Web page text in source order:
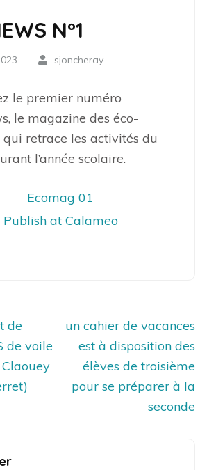
N°1
sjoncheray
le premier numéro
le magazine des éco-
qui retrace les activités du
l’année scolaire.
Ecomag 01
Publish at Calameo
de
de voile
un cahier de vacances
est à disposition des
élèves de troisième
pour se préparer à la
seconde